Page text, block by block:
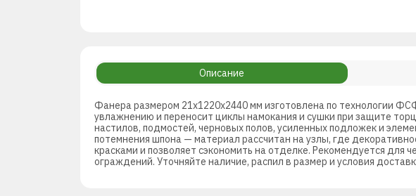
Описание
Фанера размером 21х1220х2440 мм изготовлена по технологии
увлажнению и переносит циклы намокания и сушки при защите
настилов, подмостей, черновых полов, усиленных подложек и
потемнения шпона — материал рассчитан на узлы, где
красками и позволяет сэкономить на отделке. Рекомендуется для
ограждений. Уточняйте наличие, распил в размер и условия